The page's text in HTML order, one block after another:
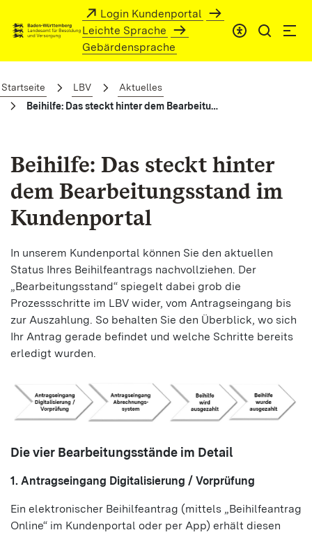
Zum Hauptinhalt springenLogin Kundenportal
Leichte Sprache
Gebärdensprache
Startseite LBV
Aktuelles
Beihilfe: Das steckt hinter dem Bearbeitungsstand im Kundenportal
Beihilfe: Das steckt hinter
dem Bearbeitungsstand im
Kundenportal
In unserem Kundenportal können Sie den aktuellen
Status Ihres Beihilfeantrags nachvollziehen. Der
„Bearbeitungsstand“ spiegelt dabei grob die
Prozessschritte im LBV wider, vom Antragseingang bis
zur Auszahlung. So behalten Sie den Überblick, wo sich
Ihr Antrag gerade befindet und welche Schritte bereits
erledigt wurden.
Die vier Bearbeitungsstände im Detail
1. Antragseingang Digitalisierung / Vorprüfung
Ein elektronischer Beihilfeantrag (mittels „Beihilfeantrag
Online“ im Kundenportal oder per App) erhält diesen